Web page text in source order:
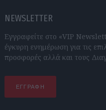
NEWSLETTER
Εγγραφείτε στο «VIP
έγκυρη ενημέρωση για τις
προσφορές αλλά και τους
ΕΓΓΡΑΦΗ